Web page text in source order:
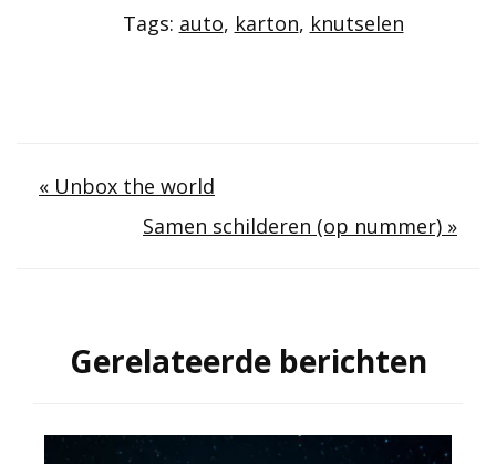
Tags: auto, karton, knutselen
Berichtnavigatie
« Unbox the world
Samen schilderen (op nummer) »
Gerelateerde berichten